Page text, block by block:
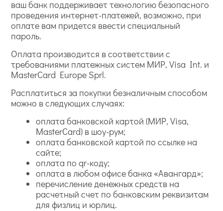
ваш банк поддерживает технологию безопасного
проведения интернет-платежей, возможно, при
оплате вам придется ввести специальный
пароль.
Оплата производится в соответствии с
требованиями платежных систем МИР, Visa Int. и
MasterCard Europe Sprl.
Расплатиться за покупки безналичным способом
можно в следующих случаях:
оплата банковской картой (МИР, Visa,
MasterCard) в шоу-рум;
оплата банковской картой по ссылке на
сайте;
оплата по qr-коду;
оплата в любом офисе банка «Авангард»;
перечисление денежных средств на
расчетный счет по банковским реквизитам
для физлиц и юрлиц.